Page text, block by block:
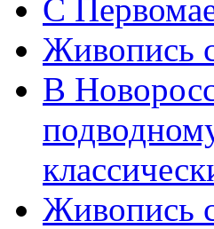
C
Живопись
В
Живопись